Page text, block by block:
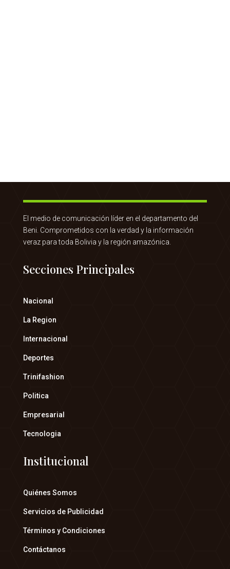
El medio de comunicación líder en el departamento del
Beni. Comprometidos con la verdad y la información
veraz para toda Bolivia y la región amazónica.
Secciones Principales
Nacional
La Region
Internacional
Deportes
Trinifashion
Politica
Empresarial
Tecnologia
Institucional
Quiénes Somos
Servicios de Publicidad
Términos y Condiciones
Contáctanos